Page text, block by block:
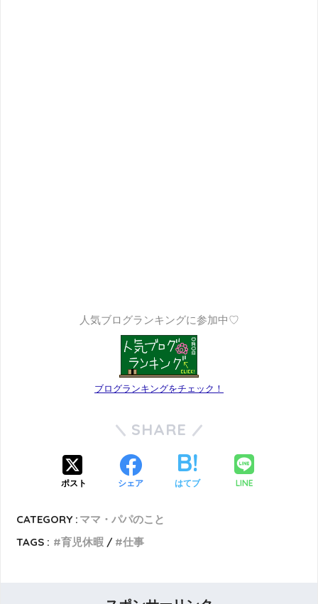
人気ブログランキングに参加中♡
ブログランキングをチェック！
SHARE
ポスト シェア はてブ LINE
CATEGORY : ママ・パパのこと
TAGS :
育児休暇 仕事